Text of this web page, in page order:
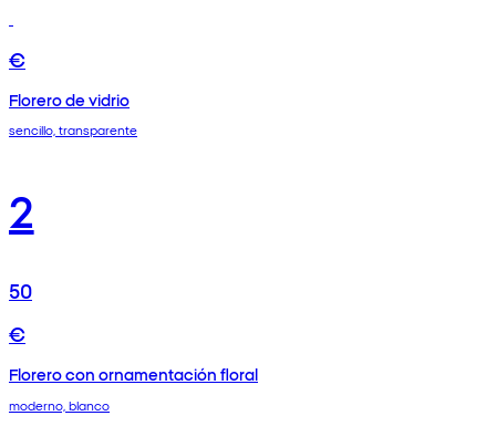
€
Florero de vidrio
sencillo, transparente
2
50
€
Florero con ornamentación floral
moderno, blanco